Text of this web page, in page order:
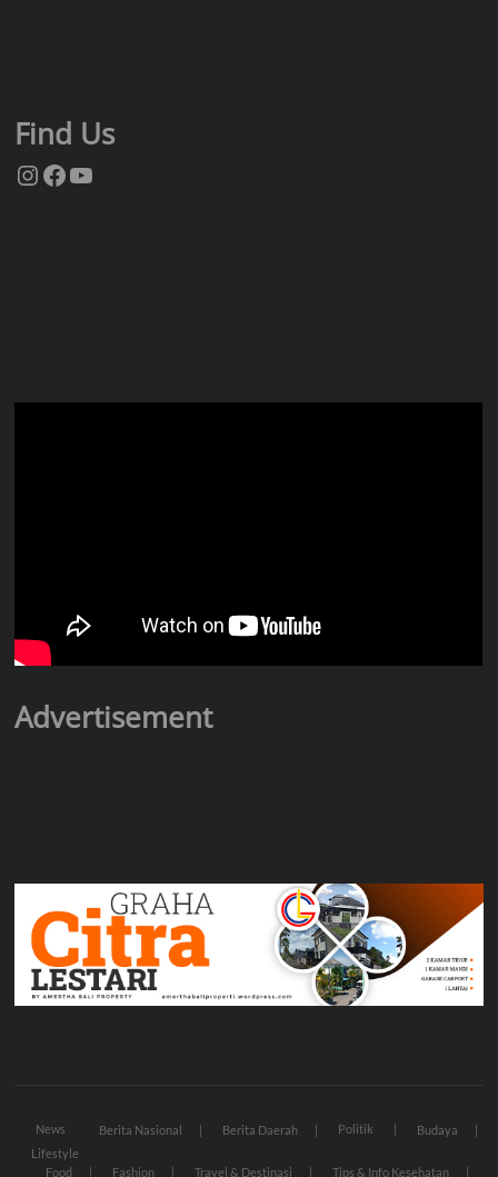
Find Us
Instagram
Facebook
YouTube
Advertisement
News Berita Nasional Berita Daerah Politik
Budaya
Lifestyle
Food
Fashion Travel & Destinasi Tips & Info Kesehatan